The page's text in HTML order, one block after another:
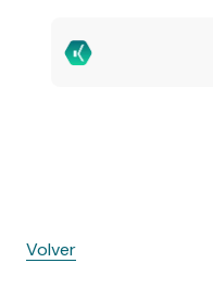
Volver